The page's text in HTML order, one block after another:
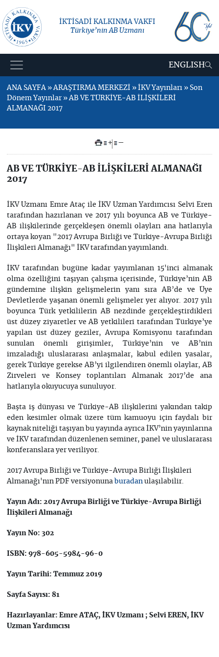
İKTİSADİ KALKINMA VAKFI
Türkiye’nin AB Uzmanı
ENGLISH
ANA SAYFA » ARAŞTIRMA MERKEZİ » İKV Yayınları » Son
Dönem Yayınlar » AB VE TÜRKİYE-AB İLİŞKİLERİ
ALMANAĞI 2017
+ –
AB VE TÜRKİYE-AB İLİŞKİLERİ ALMANAĞI
2017
İKV Uzmanı Emre Ataç ile İKV Uzman Yardımcısı Selvi Eren
tarafından hazırlanan ve 2017 yılı boyunca AB ve Türkiye-
AB ilişkilerinde gerçekleşen önemli olayları ana hatlarıyla
ortaya koyan "2017 Avrupa Birliği ve Türkiye-Avrupa Birliği
İlişkileri Almanağı" İKV tarafından yayımlandı.
İKV tarafından bugüne kadar yayımlanan 15'inci almanak
olma özelliğini taşıyan çalışma içerisinde, Türkiye’nin AB
gündemine ilişkin gelişmelerin yanı sıra AB’de ve Üye
Devletlerde yaşanan önemli gelişmeler yer alıyor. 2017 yılı
boyunca Türk yetkililerin AB nezdinde gerçekleştirdikleri
üst düzey ziyaretler ve AB yetkilileri tarafından Türkiye’ye
yapılan üst düzey geziler, Avrupa Komisyonu tarafından
sunulan önemli girişimler, Türkiye’nin ve AB’nin
imzaladığı uluslararası anlaşmalar, kabul edilen yasalar,
gerek Türkiye gerekse AB’yi ilgilendiren önemli olaylar, AB
Zirveleri ve Konsey toplantıları Almanak 2017’de ana
hatlarıyla okuyucuya sunuluyor.
Başta iş dünyası ve Türkiye-AB ilişkilerini yakından takip
eden kesimler olmak üzere tüm kamuoyu için faydalı bir
kaynak niteliği taşıyan bu yayında ayrıca İKV’nin yayınlarına
ve İKV tarafından düzenlenen seminer, panel ve uluslararası
konferanslara yer veriliyor.
2017 Avrupa Birliği ve Türkiye-Avrupa Birliği İlişkileri
Almanağı'nın PDF versiyonuna buradanulaşılabilir.
Yayın Adı: 2017 Avrupa Birliği ve Türkiye-Avrupa Birliği
İlişkileri Almanağı
Yayın No: 302
ISBN: 978-605-5984-96-0
Yayın Tarihi: Temmuz 2019
Sayfa Sayısı: 81
Hazırlayanlar: Emre ATAÇ, İKV Uzmanı ; Selvi EREN, İKV
Uzman Yardımcısı